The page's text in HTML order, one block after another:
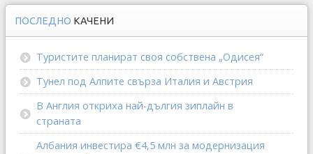
ПОСЛЕДНО КАЧЕНИ
Туристите планират своя собствена „Одисея“
Тунел под Алпите свърза Италия и Австрия
В Англия откриха най-дългия зиплайн в
страната
Албания инвестира €4,5 млн за модернизация